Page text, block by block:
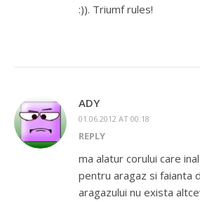
:)). Triumf rules!
ADY
01.06.2012 AT 00:18
REPLY
ma alatur corului care
pentru aragaz si faianta
aragazului nu exista